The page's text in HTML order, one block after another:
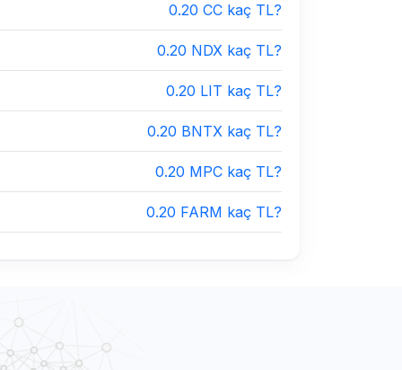
0.20 CC kaç TL?
0.20 NDX kaç TL?
0.20 LIT kaç TL?
0.20 BNTX kaç TL?
0.20 MPC kaç TL?
0.20 FARM kaç TL?